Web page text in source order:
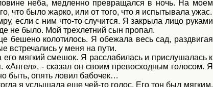
неба, медленно превращался в ночь. На моем
что было жарко, или от того, что я испытывала ужас.
если с ним что-то случится. Я закрыла лицо руками
не было. Мой трехлетний сын пропал.
бешено колотилось. Я обежала весь сад, раздвигая
встречались у меня на пути.
его мягкий смешок. Я расслабилась и прислушалась к
«Ангел», - сказал он своим превосходным голосом. Я
быть, опять ловил бабочек…
я услышала еще чей-то голос. Его тон был мягким,